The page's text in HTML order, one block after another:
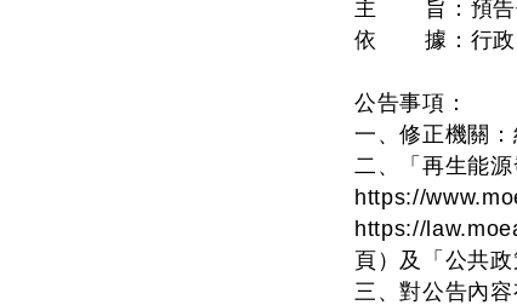
主 旨：預告修
依 據：行政院
公告事項：
一、修正機關：
二、「再生能
https://
https://
頁）及「公共
三、對公告內